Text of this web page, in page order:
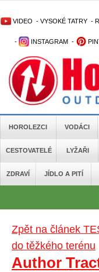
VIDEO - VYSOKÉ TATRY -
- INSTAGRAM -
HOROLEZCI VODÁCI
CESTOVATELÉ LYŽAŘI
ZDRAVÍ JÍDLO A PITÍ
Zpět na článek
do těžkého terénu
Author